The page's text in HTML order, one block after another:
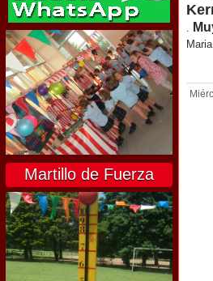
Martillo de Fuerza